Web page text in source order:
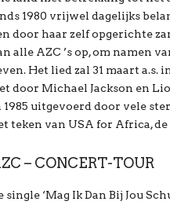
1980 vrijwel dagelijks
door haar zelf opgerichte
alle AZC ’s op, om namen
Het lied zal 31 maart
door Michael Jackson en
1985 uitgevoerd door vele
teken van USA for Africa,
– CONCERT-TOUR
single ‘Mag Ik Dan Bij Jou